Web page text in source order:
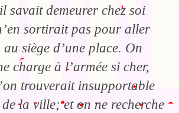
savait demeurer chez soi
sortirait pas pour aller
siège d’une place. On
charge à l’armée si cher,
trouverait insupportable
la ville; et on ne recherche